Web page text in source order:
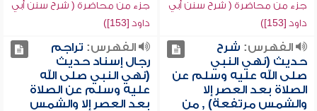
جزء من محاضرة ( شرح سنن أبي
داود [153])
جزء من محاضرة ( شرح سنن أبي
داود [153])
الفهرس: شرح
حديث (نهي النبي
صلى الله عليه وسلم عن
الصلاة بعد العصر إلا
والشمس مرتفعة) , من
الفهرس: تراجم
رجال إسناد حديث
(نهي النبي صلى الله
عليه وسلم عن الصلاة
بعد العصر إلا والشمس